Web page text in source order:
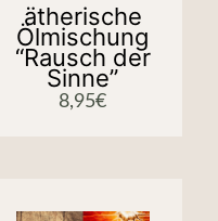
ätherische
Ölmischung
“Rausch der
Sinne”
8,95€